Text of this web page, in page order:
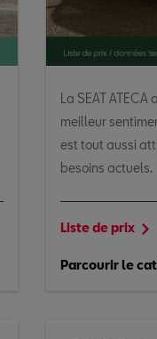
La SEAT
meilleur
est tout aussi
besoins actuels.
Liste de prix
Parcourir le